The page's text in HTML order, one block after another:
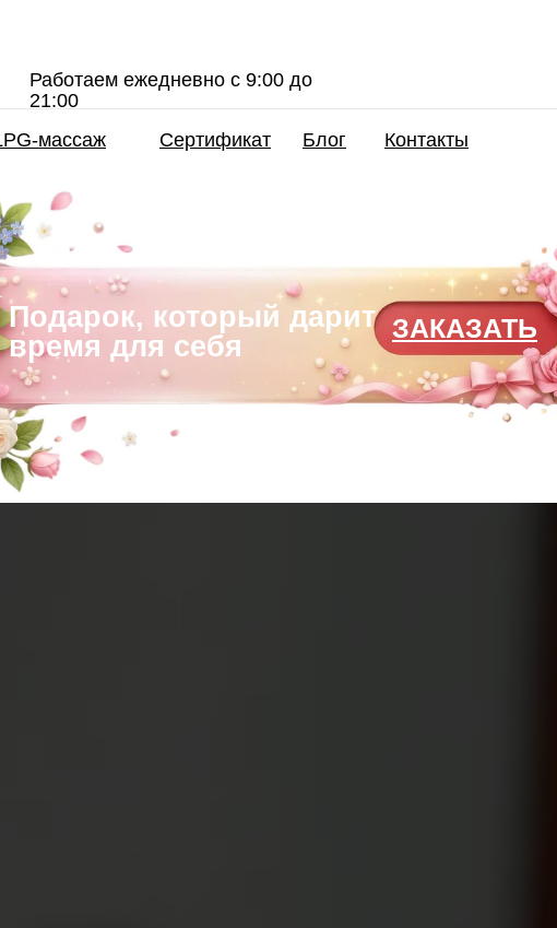
Контакты
Блог
Сертификат
массаж
Работаем ежедневно с 9:00 до
21:00
ЗАКАЗАТЬ
Подарок, который дарит
время для себя